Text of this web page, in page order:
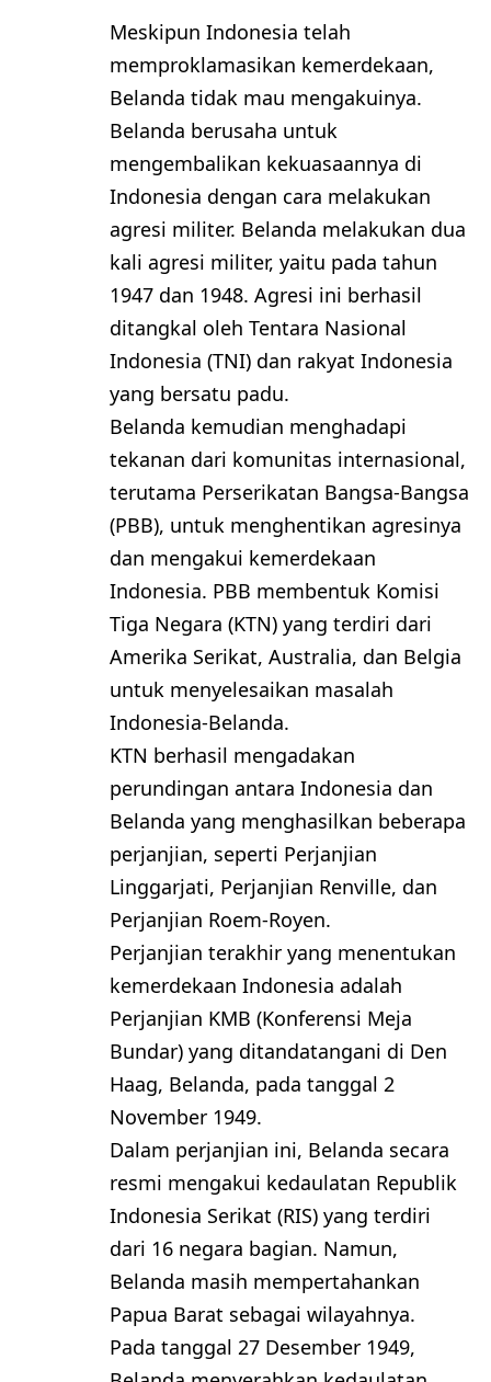
Meskipun Indonesia telah
memproklamasikan kemerdekaan,
Belanda tidak mau mengakuinya.
Belanda berusaha untuk
mengembalikan kekuasaannya di
Indonesia dengan cara melakukan
agresi militer. Belanda melakukan dua
kali agresi militer, yaitu pada tahun
1947 dan 1948. Agresi ini berhasil
ditangkal oleh Tentara Nasional
Indonesia (TNI) dan rakyat Indonesia
yang bersatu padu.
Belanda kemudian menghadapi
tekanan dari komunitas internasional,
terutama Perserikatan Bangsa-Bangsa
(PBB), untuk menghentikan agresinya
dan mengakui kemerdekaan
Indonesia. PBB membentuk Komisi
Tiga Negara (KTN) yang terdiri dari
Amerika Serikat, Australia, dan Belgia
untuk menyelesaikan masalah
Indonesia-Belanda.
KTN berhasil mengadakan
perundingan antara Indonesia dan
Belanda yang menghasilkan beberapa
perjanjian, seperti Perjanjian
Linggarjati, Perjanjian Renville, dan
Perjanjian Roem-Royen.
Perjanjian terakhir yang menentukan
kemerdekaan Indonesia adalah
Perjanjian KMB (Konferensi Meja
Bundar) yang ditandatangani di Den
Haag, Belanda, pada tanggal 2
November 1949.
Dalam perjanjian ini, Belanda secara
resmi mengakui kedaulatan Republik
Indonesia Serikat (RIS) yang terdiri
dari 16 negara bagian. Namun,
Belanda masih mempertahankan
Papua Barat sebagai wilayahnya.
Pada tanggal 27 Desember 1949,